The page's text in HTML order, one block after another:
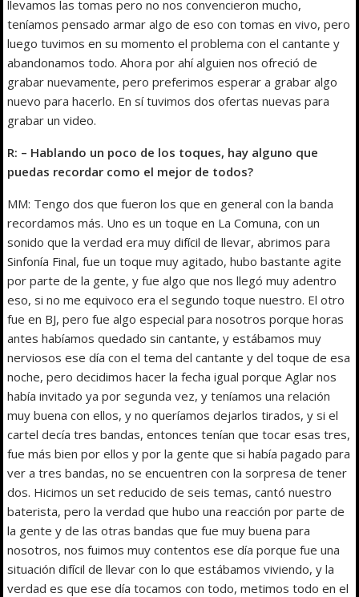
llevamos las tomas pero no nos convencieron mucho,
teníamos pensado armar algo de eso con tomas en vivo, pero
luego tuvimos en su momento el problema con el cantante y
abandonamos todo. Ahora por ahí alguien nos ofreció de
grabar nuevamente, pero preferimos esperar a grabar algo
nuevo para hacerlo. En sí tuvimos dos ofertas nuevas para
grabar un video.
R: – Hablando un poco de los toques, hay alguno que
puedas recordar como el mejor de todos?
MM: Tengo dos que fueron los que en general con la banda
recordamos más. Uno es un toque en La Comuna, con un
sonido que la verdad era muy difícil de llevar, abrimos para
Sinfonía Final, fue un toque muy agitado, hubo bastante agite
por parte de la gente, y fue algo que nos llegó muy adentro
eso, si no me equivoco era el segundo toque nuestro. El otro
fue en BJ, pero fue algo especial para nosotros porque horas
antes habíamos quedado sin cantante, y estábamos muy
nerviosos ese día con el tema del cantante y del toque de esa
noche, pero decidimos hacer la fecha igual porque Aglar nos
había invitado ya por segunda vez, y teníamos una relación
muy buena con ellos, y no queríamos dejarlos tirados, y si el
cartel decía tres bandas, entonces tenían que tocar esas tres,
fue más bien por ellos y por la gente que si había pagado para
ver a tres bandas, no se encuentren con la sorpresa de tener
dos. Hicimos un set reducido de seis temas, cantó nuestro
baterista, pero la verdad que hubo una reacción por parte de
la gente y de las otras bandas que fue muy buena para
nosotros, nos fuimos muy contentos ese día porque fue una
situación difícil de llevar con lo que estábamos viviendo, y la
verdad es que ese día tocamos con todo, metimos todo en el